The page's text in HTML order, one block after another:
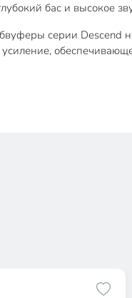
бас и высокое
серии